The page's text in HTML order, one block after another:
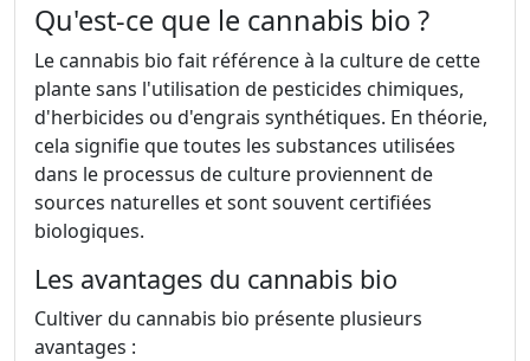
Qu'est-ce que le cannabis bio ?
Le cannabis bio fait référence à la culture de cette
plante sans l'utilisation de pesticides chimiques,
d'herbicides ou d'engrais synthétiques. En théorie,
cela signifie que toutes les substances utilisées
dans le processus de culture proviennent de
sources naturelles et sont souvent certifiées
biologiques.
Les avantages du cannabis bio
Cultiver du cannabis bio présente plusieurs
avantages :